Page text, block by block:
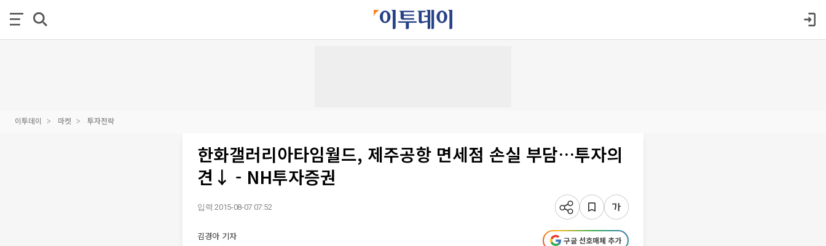
이투데이 마켓 투자전략
한화갤러리아타임월드, 제주공항 면세점 손실 부담…투자의
견↓ - NH투자증권
입력 2015-08-07 07:52
김경아 기자 구글 선호매체 추가